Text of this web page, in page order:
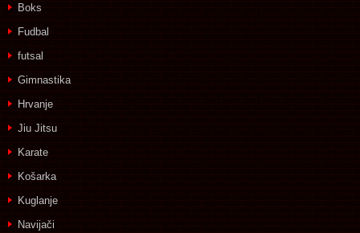
Boks
Fudbal
futsal
Gimnastika
Hrvanje
Jiu Jitsu
Karate
Košarka
Kuglanje
Navijači